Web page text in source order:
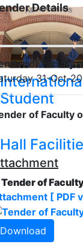
Student
Hall
Details
of Faculty
31-Oct-
of Faculty
Tender of
[ PDF
Download